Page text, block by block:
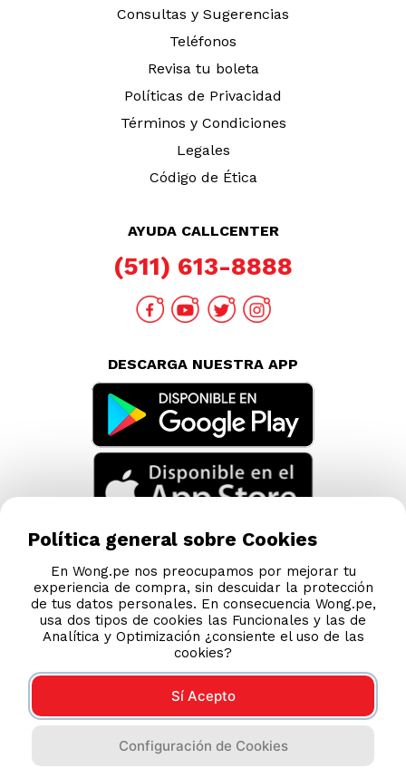
Consultas y Sugerencias
Teléfonos
Revisa tu boleta
Políticas de Privacidad
Términos y Condiciones
Legales
Código de Ética
AYUDA CALLCENTER
(511) 613-8888
DESCARGA NUESTRA APP
Esta tienda usa Niubiz para realizar transacciones
Política general sobre Cookies
En Wong.pe nos preocupamos por mejorar tu
experiencia de compra, sin descuidar la protección
de tus datos personales. En consecuencia Wong.pe,
usa dos tipos de cookies las Funcionales y las de
Analítica y Optimización ¿consiente el uso de las
cookies?
Sí Acepto
Configuración de Cookies